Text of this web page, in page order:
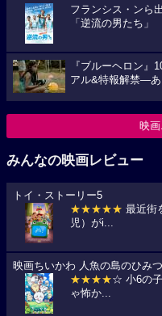
フランシス・ンら
「逆流の男たち」
『ブルーヘロン』
アル&特報解禁―
映
みんなの映画レビュー
トイ・ストーリー5
★★★★★ 最近街
児）がi...
映画ちいかわ 人魚の島のひみつ
★★★★☆ 小6の
ゃ怖か...